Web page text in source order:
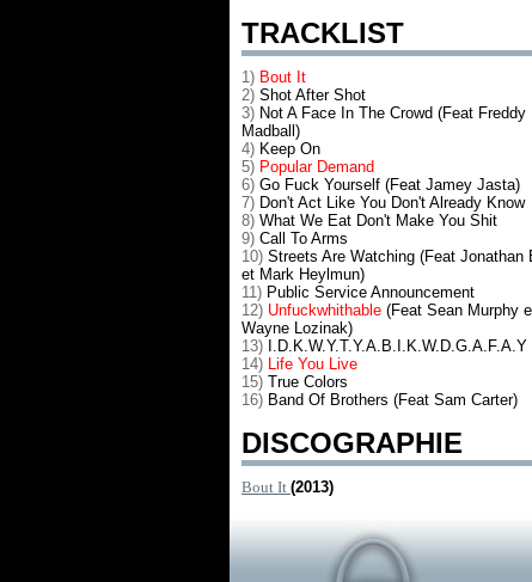
TRACKLIST
1) Bout It
2) Shot After Shot
3) Not A Face In The Crowd (Feat Freddy
Madball)
4) Keep On
5) Popular Demand
6) Go Fuck Yourself (Feat Jamey Jasta)
7) Don't Act Like You Don't Already Know
8) What We Eat Don't Make You Shit
9) Call To Arms
10) Streets Are Watching (Feat Jonathan
et Mark Heylmun)
11) Public Service Announcement
12) Unfuckwhithable (Feat Sean Murphy
Wayne Lozinak)
13) I.D.K.W.Y.T.Y.A.B.I.K.W.D.G.A.F.A.Y
14) Life You Live
15) True Colors
16) Band Of Brothers (Feat Sam Carter)
DISCOGRAPHIE
Bout It (2013)